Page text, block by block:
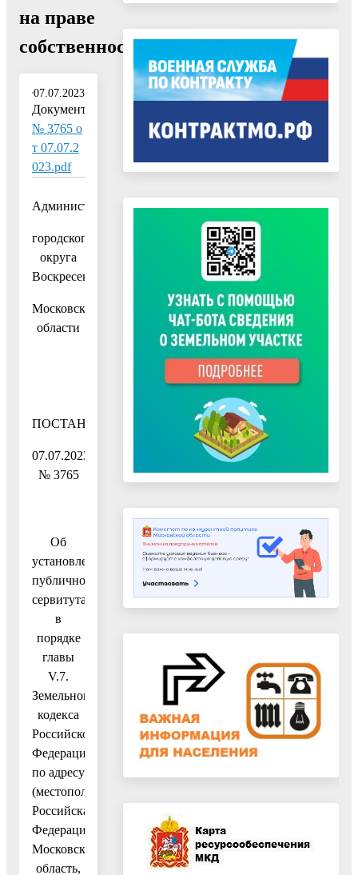
на праве
собственности"
07.07.2023
Документ:
№ 3765 о
т 07.07.2
023.pdf
Администрация
городского
округа
Воскресенск
Московской
области
ПОСТАНОВЛЕНИЕ
07.07.2023
№ 3765
Об
установлении
публичного
сервитута
в
порядке
главы
V.7.
Земельного
кодекса
Российской
Федерации
по адресу
(местоположение):
Российская
Федерация,
Московская
область,